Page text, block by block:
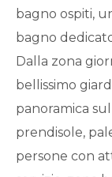
bagno ospiti,
bagno
Dalla zona
bellissimo
panoramica
prendisole,
persone con
minimi
Qualsiasi
1
2